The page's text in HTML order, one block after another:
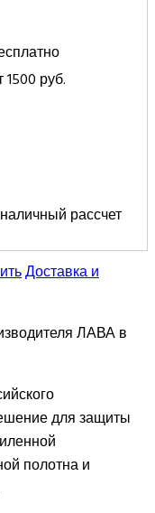
1500 руб.
рассчет
Доставка и
ЛАВА в
для защиты
полотна и